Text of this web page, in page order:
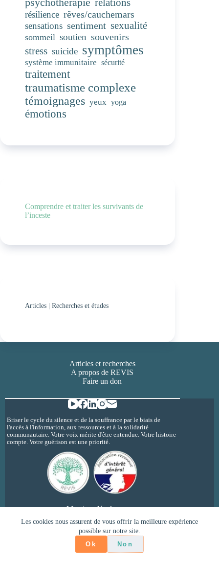
Les cookies nous assurent de vous offrir la meilleure expérience
possible sur notre site.
Ok
Non
relations
résilience rêves/cauchemars
sensations sentiment sexualité
sommeil soutien souvenirs
stress suicide symptômes
système immunitaire sécurité
traitement
traumatisme complexe
témoignages yeux yoga
émotions
Comprendre et traiter les survivants de
l’inceste
Articles | Recherches et études
Articles et recherches
A propos de REVIS
Faire un don
Briser le cycle du silence et de la souffrance par le biais de
l'accès à l'information, aux ressources et à la solidarité
communautaire. Votre voix mérite d'être entendue. Votre histoire
compte. Votre guérison est une priorité.
Mentions légales
Politique de confidentialité
Copyright © 2026 - REVIS - inceste et
psychotraumatisme @revisherault